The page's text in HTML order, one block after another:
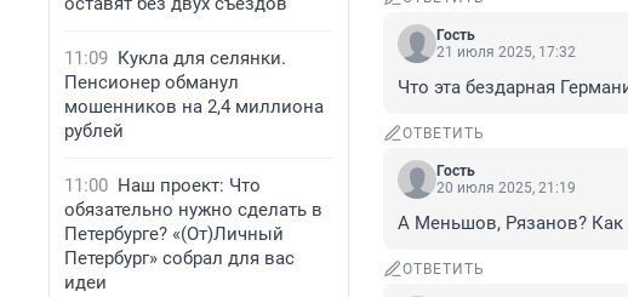
11:09 Кукла для селянки.
Пенсионер обманул
мошенников на 2,4 миллиона
рублей
11:00 Наш проект: Что
обязательно нужно сделать в
Петербурге? «(От)Личный
Петербург» собрал для вас
идеи
Гость
21 июля 2025, 17:32
Что эта бездарная
ОТВЕТИТЬ
Гость
20 июля 2025, 21:19
А Меньшов, Рязанов? Как
ОТВЕТИТЬ